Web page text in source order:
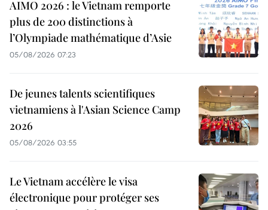
AIMO 2026 : le Vietnam remporte
plus de 200 distinctions à
l’Olympiade mathématique d’Asie
05/08/2026 07:23
De jeunes talents scientifiques
vietnamiens à l'Asian Science Camp
2026
05/08/2026 03:55
Le Vietnam accélère le visa
électronique pour protéger ses